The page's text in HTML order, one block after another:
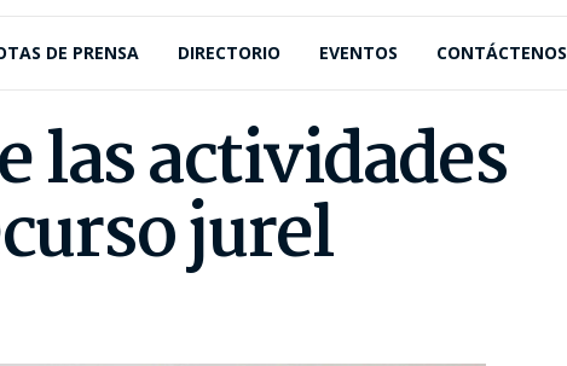
DE PRENSA DIRECTORIO EVENTOS CONTÁCTENOS
las actividades
jurel